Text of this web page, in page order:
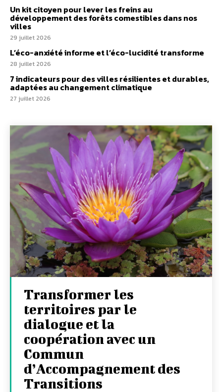
Un kit citoyen pour lever les freins au
développement des forêts comestibles dans nos
villes
29 juillet 2026
L’éco-anxiété informe et l’éco-lucidité transforme
28 juillet 2026
7 indicateurs pour des villes résilientes et durables,
adaptées au changement climatique
27 juillet 2026
Transformer les
territoires par le
dialogue et la
coopération avec un
Commun
d’Accompagnement des
Transitions